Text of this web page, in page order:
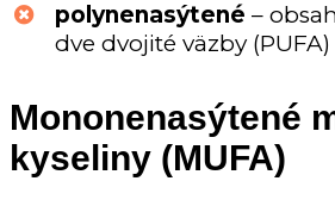
polynenasýtené –
dve dvojité väzby (PUFA)
Mononenasýtené
kyseliny (MUFA)